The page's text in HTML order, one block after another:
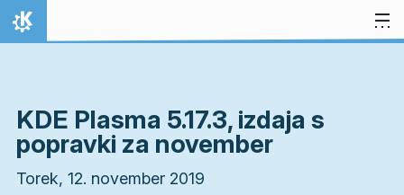
Preskoči na vsebino
Domov
KDE Plasma 5.17.3, izdaja s
popravki za november
Torek, 12. november 2019